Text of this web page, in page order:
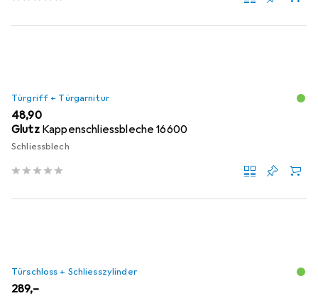
Türgriff + Türgarnitur
EUR
48,90
Glutz Kappenschliessbleche 16600
Schliessblech
Türschloss + Schliesszylinder
EUR
289,–